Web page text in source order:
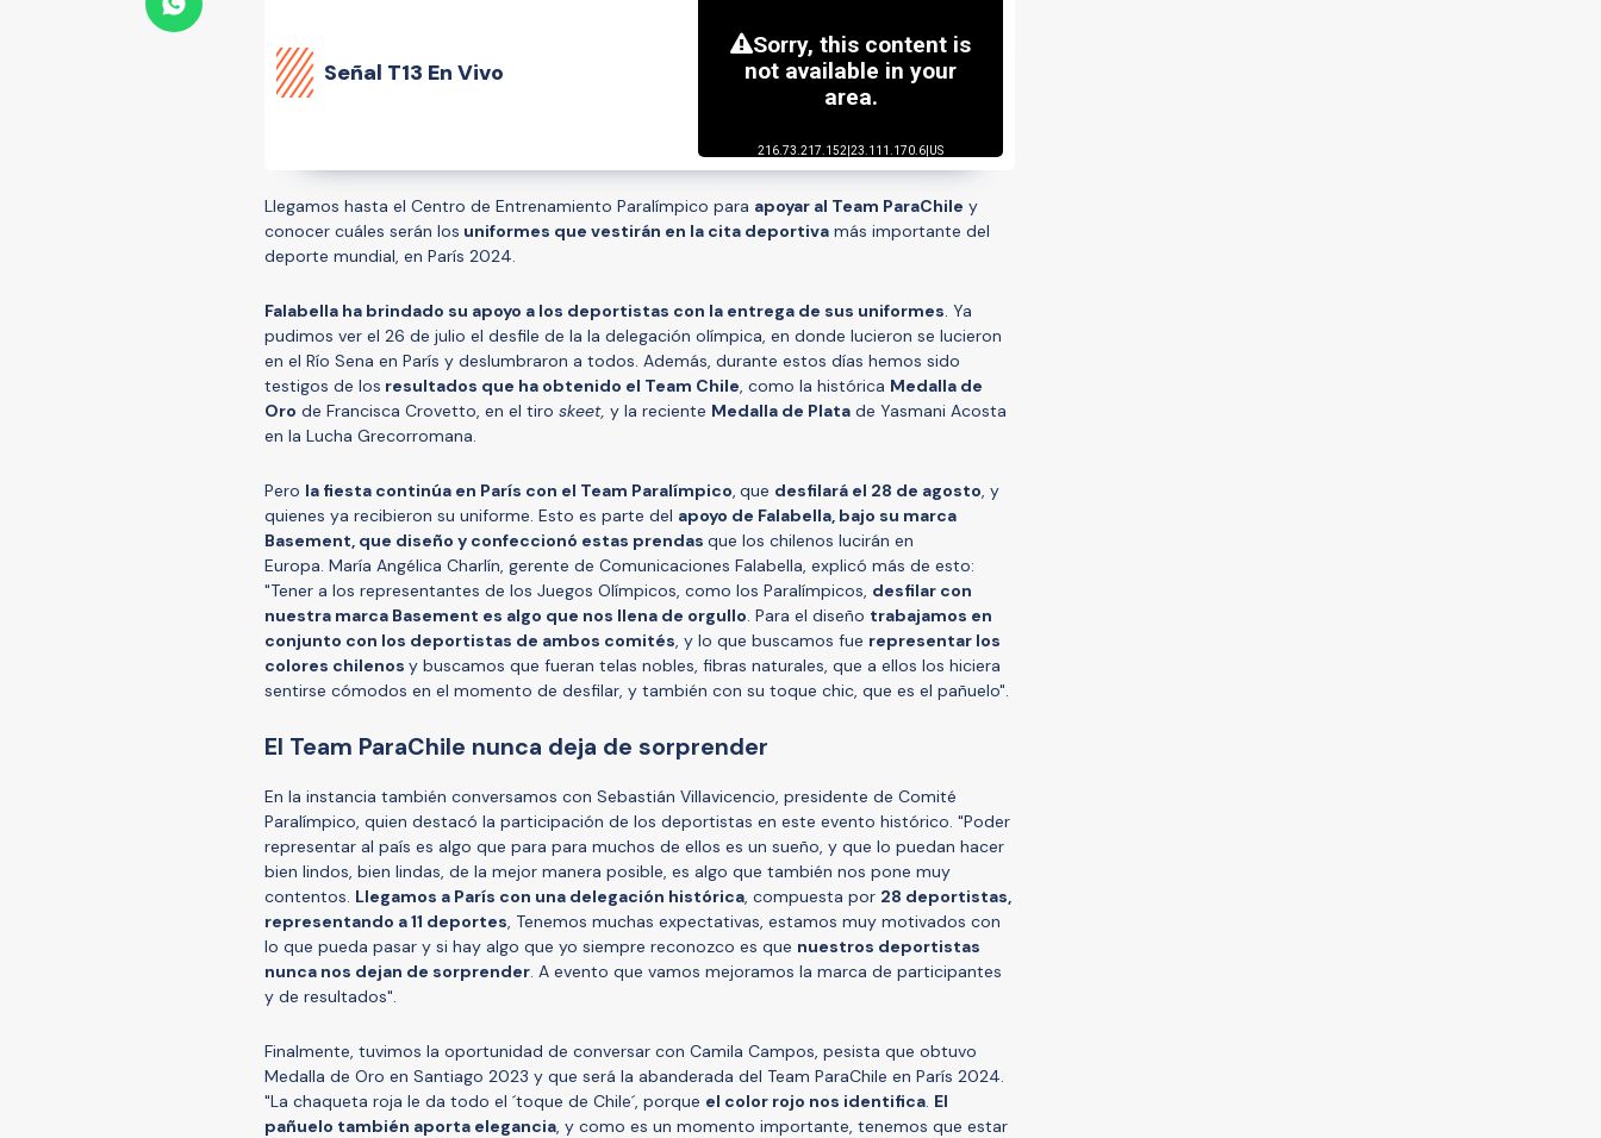
Señal T13 En Vivo
Llegamos hasta el Centro de Entrenamiento Paralímpico para apoyar al Team ParaChile y
conocer cuáles serán los uniformes que vestirán en la cita deportiva más importante del
deporte mundial, en París 2024.
Falabella ha brindado su apoyo a los deportistas con la entrega de sus uniformes. Ya
pudimos ver el 26 de julio el desfile de la la delegación olímpica, en donde lucieron se lucieron
en el Río Sena en París y deslumbraron a todos. Además, durante estos días hemos sido
testigos de los resultados que ha obtenido el Team Chile, como la histórica Medalla de
Oro de Francisca Crovetto, en el tiro skeet, y la reciente Medalla de Plata de Yasmani Acosta
en la Lucha Grecorromana.
Pero la fiesta continúa en París con el Team Paralímpico, que desfilará el 28 de agosto, y
quienes ya recibieron su uniforme. Esto es parte del apoyo de Falabella, bajo su marca
Basement, que diseño y confeccionó estas prendas que los chilenos lucirán en
Europa. María Angélica Charlín, gerente de Comunicaciones Falabella, explicó más de esto:
"Tener a los representantes de los Juegos Olímpicos, como los Paralímpicos, desfilar con
nuestra marca Basement es algo que nos llena de orgullo. Para el diseño trabajamos en
conjunto con los deportistas de ambos comités, y lo que buscamos fue representar los
colores chilenos y buscamos que fueran telas nobles, fibras naturales, que a ellos los hiciera
sentirse cómodos en el momento de desfilar, y también con su toque chic, que es el pañuelo".
El Team ParaChile nunca deja de sorprender
En la instancia también conversamos con Sebastián Villavicencio, presidente de Comité
Paralímpico, quien destacó la participación de los deportistas en este evento histórico. "Poder
representar al país es algo que para para muchos de ellos es un sueño, y que lo puedan hacer
bien lindos, bien lindas, de la mejor manera posible, es algo que también nos pone muy
contentos. Llegamos a París con una delegación histórica, compuesta por 28 deportistas,
representando a 11 deportes, Tenemos muchas expectativas, estamos muy motivados con
lo que pueda pasar y si hay algo que yo siempre reconozco es que nuestros deportistas
nunca nos dejan de sorprender. A evento que vamos mejoramos la marca de participantes
y de resultados".
Finalmente, tuvimos la oportunidad de conversar con Camila Campos, pesista que obtuvo
Medalla de Oro en Santiago 2023 y que será la abanderada del Team ParaChile en París 2024.
"La chaqueta roja le da todo el ´toque de Chile´, porque el color rojo nos identifica. El
pañuelo también aporta elegancia, y como es un momento importante, tenemos que estar